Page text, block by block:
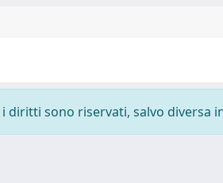
sono riservati, salvo diversa